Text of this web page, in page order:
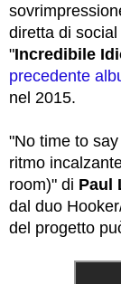
diretta di
"Incredibile
precedente
nel 2015.
"No time to
ritmo
room)" di Paul
dal duo
del progetto